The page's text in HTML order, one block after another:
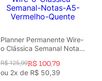
Planner Permanente Wire-
o Clássica Semanal Notas
R$ 125,99R$ 100,79
ou 2x de R$ 50,39